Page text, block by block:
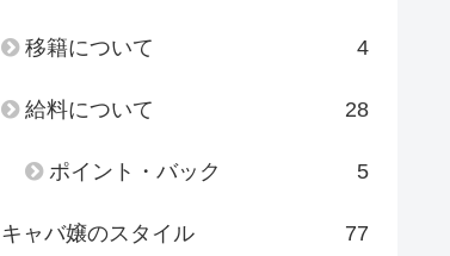
移籍について 4
給料について 28
ポイント・バック 5
キャバ嬢のスタイル 77